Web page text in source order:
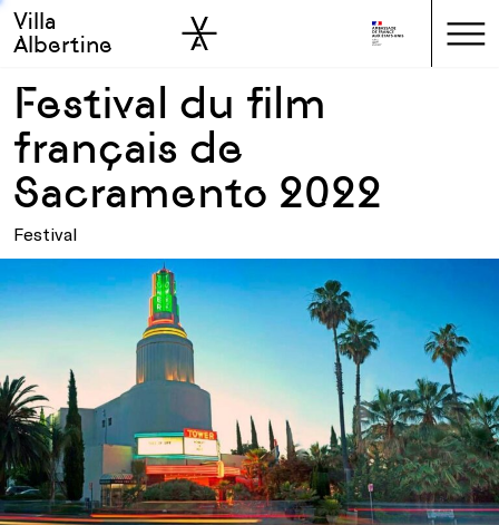
Skip to main
Skip to sidebar
Villa
Albertine
Festival du film
français de
Sacramento 2022
Festival